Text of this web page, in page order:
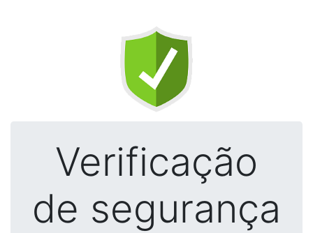
Verificação
de segurança